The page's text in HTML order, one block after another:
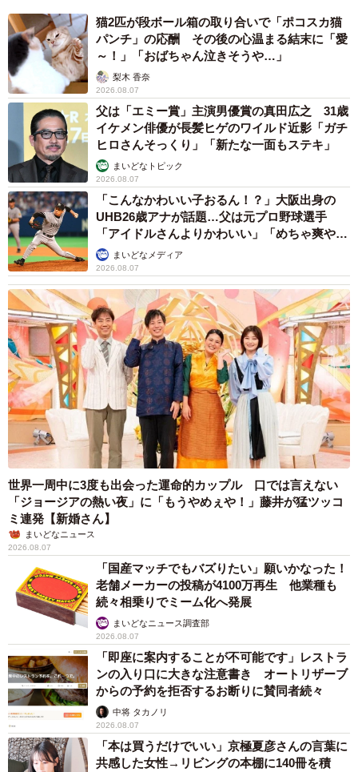
猫2匹が段ボール箱の取り合いで「ポコスカ猫
パンチ」の応酬 その後の心温まる結末に「愛
～！」「おばちゃん泣きそうや…」
梨木 香奈
2026.08.07
父は「エミー賞」主演男優賞の真田広之 31歳
イケメン俳優が長髪ヒゲのワイルド近影「ガチ
ヒロさんそっくり」「新たな一面もステキ」
まいどなトピック
2026.08.07
「こんなかわいい子おるん！？」大阪出身の
UHB26歳アナが話題…父は元プロ野球選手
「アイドルさんよりかわいい」「めちゃ爽や
か」まいどなメディア
2026.08.07
世界一周中に3度も出会った運命的カップル 口では言えない
「ジョージアの熱い夜」に「もうやめぇや！」藤井が猛ツッコ
ミ連発【新婚さん】
まいどなニュース
2026.08.07
「国産マッチでもバズりたい」願いかなった！
老舗メーカーの投稿が4100万再生 他業種も
続々相乗りでミーム化へ発展
まいどなニュース調査部
2026.08.07
「即座に案内することが不可能です」レストラ
ンの入り口に大きな注意書き オートリザーブ
からの予約を拒否するお断りに賛同者続々
中将 タカノリ
2026.08.07
「本は買うだけでいい」京極夏彦さんの言葉に
共感した女性→リビングの本棚に140冊を積